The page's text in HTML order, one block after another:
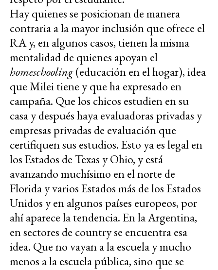
Hay quienes se posicionan de manera
contraria a la mayor inclusión que ofrece el
RA y, en algunos casos, tienen la misma
mentalidad de quienes apoyan el
homeschooling(educación en el hogar), idea
que Milei tiene y que ha expresado en
campaña. Que los chicos estudien en su
casa y después haya evaluadoras privadas y
empresas privadas de evaluación que
certifiquen sus estudios. Esto ya es legal en
los Estados de Texas y Ohio, y está
avanzando muchísimo en el norte de
Florida y varios Estados más de los Estados
Unidos y en algunos países europeos, por
ahí aparece la tendencia. En la Argentina,
en sectores de country se encuentra esa
idea. Que no vayan a la escuela y mucho
menos a la escuela pública, sino que se